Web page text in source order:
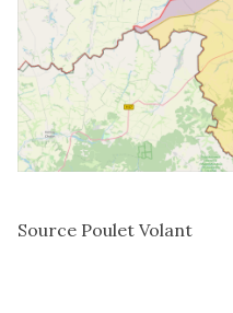
Source Poulet Volant